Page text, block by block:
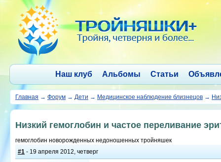
Наш клуб Альбомы Статьи
Главная → Форум → Дети → Медицинское наблюдение близнецов →
Низкий гемоглобин и частое переливание
гемоглобин новорожденных недоношенных тройняшек
#1 - 19 апреля 2012, четверг